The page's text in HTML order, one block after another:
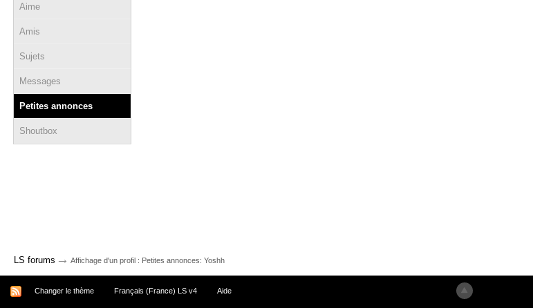
Aime
Amis
Sujets
Messages
Petites annonces
Shoutbox
LS forums → Affichage d'un profil : Petites annonces: Yoshh
Changer le thème Français (France) LS v4 Aide